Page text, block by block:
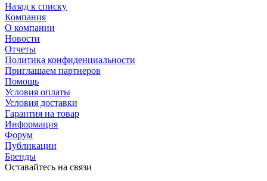
Назад к списку
Компания
О компании
Новости
Отчеты
Политика конфиденциальности
Приглашаем партнеров
Помощь
Условия оплаты
Условия доставки
Гарантия на товар
Информация
Форум
Публикации
Бренды
Оставайтесь на связи